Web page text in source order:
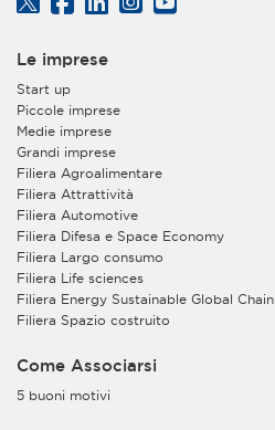
Le imprese
Start up
Piccole imprese
Medie imprese
Grandi imprese
Filiera Agroalimentare
Filiera Attrattività
Filiera Automotive
Filiera Difesa e Space Economy
Filiera Largo consumo
Filiera Life sciences
Filiera Energy Sustainable Global Chain
Filiera Spazio costruito
Come Associarsi
5 buoni motivi